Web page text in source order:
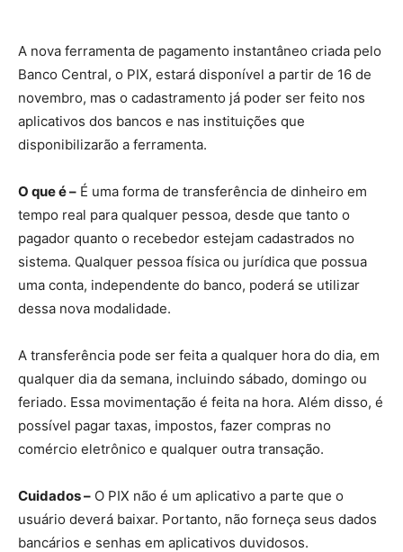
A nova ferramenta de pagamento instantâneo criada pelo
Banco Central, o PIX, estará disponível a partir de 16 de
novembro, mas o cadastramento já poder ser feito nos
aplicativos dos bancos e nas instituições que
disponibilizarão a ferramenta.
O que é – É uma forma de transferência de dinheiro em
tempo real para qualquer pessoa, desde que tanto o
pagador quanto o recebedor estejam cadastrados no
sistema. Qualquer pessoa física ou jurídica que possua
uma conta, independente do banco, poderá se utilizar
dessa nova modalidade.
A transferência pode ser feita a qualquer hora do dia, em
qualquer dia da semana, incluindo sábado, domingo ou
feriado. Essa movimentação é feita na hora. Além disso, é
possível pagar taxas, impostos, fazer compras no
comércio eletrônico e qualquer outra transação.
Cuidados – O PIX não é um aplicativo a parte que o
usuário deverá baixar. Portanto, não forneça seus dados
bancários e senhas em aplicativos duvidosos.